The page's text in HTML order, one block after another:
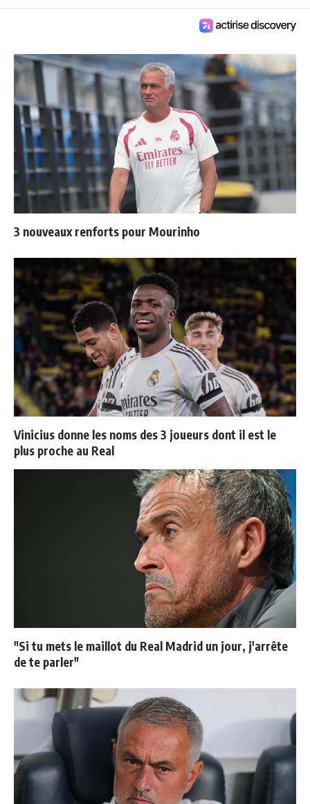
3 nouveaux renforts pour Mourinho
Vinicius donne les noms des 3 joueurs dont il est le
plus proche au Real
"Si tu mets le maillot du Real Madrid un jour, j'arrête
de te parler"